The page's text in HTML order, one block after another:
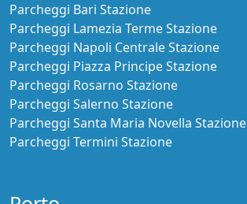
Parcheggi Bari Stazione
Parcheggi Lamezia Terme Stazione
Parcheggi Napoli Centrale Stazione
Parcheggi Piazza Principe Stazione
Parcheggi Rosarno Stazione
Parcheggi Salerno Stazione
Parcheggi Santa Maria Novella Stazione
Parcheggi Termini Stazione